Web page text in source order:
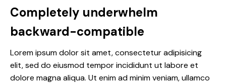
Completely underwhelm
backward-compatible
Lorem ipsum dolor sit amet, consectetur adipisicing
elit, sed do eiusmod tempor incididunt ut labore et
dolore magna aliqua. Ut enim ad minim veniam, ullamco